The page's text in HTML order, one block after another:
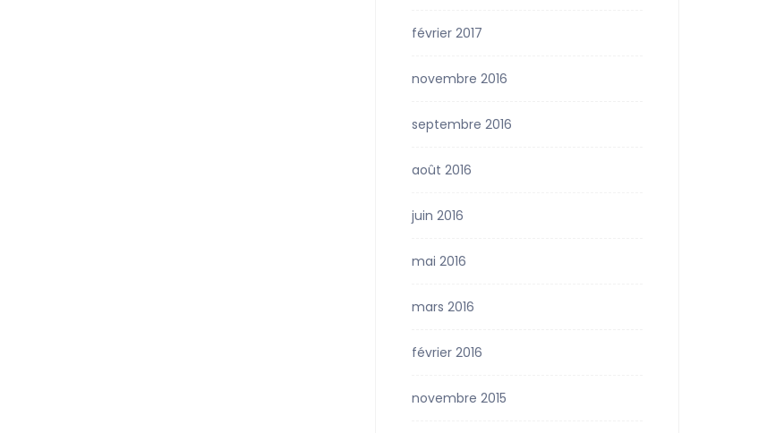
février 2017
novembre 2016
septembre 2016
août 2016
juin 2016
mai 2016
mars 2016
février 2016
novembre 2015